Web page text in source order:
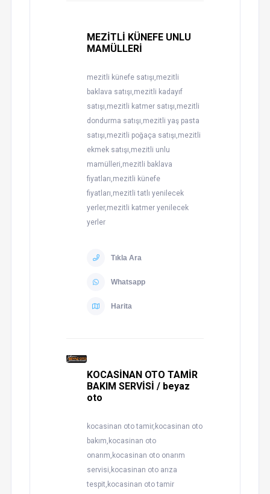
MEZİTLİ KÜNEFE UNLU
MAMÜLLERİ
mezitli künefe satışı,mezitli
baklava satışı,mezitli kadayıf
satışı,mezitli katmer satışı,mezitli
dondurma satışı,mezitli yaş pasta
satışı,mezitli poğaça satışı,mezitli
ekmek satışı,mezitli unlu
mamülleri,mezitli baklava
fiyatları,mezitli künefe
fiyatları,mezitli tatlı yenilecek
yerler,mezitli katmer yenilecek
yerler
Tıkla Ara
Whatsapp
Harita
KOCASİNAN OTO TAMİR
BAKIM SERVİSİ / beyaz
oto
kocasinan oto tamir,kocasinan oto
bakım,kocasinan oto
onarım,kocasinan oto onarım
servisi,kocasinan oto arıza
tespit,kocasinan oto tamir